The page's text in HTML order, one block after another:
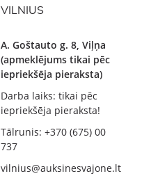
VILNIUS
A. Goštauto g. 8, Viļņa
(apmeklējums tikai pēc
iepriekšēja pieraksta)
Darba laiks: tikai pēc
iepriekšēja pieraksta!
Tālrunis: +370 (675) 00
737
vilnius@auksinesvajone.lt